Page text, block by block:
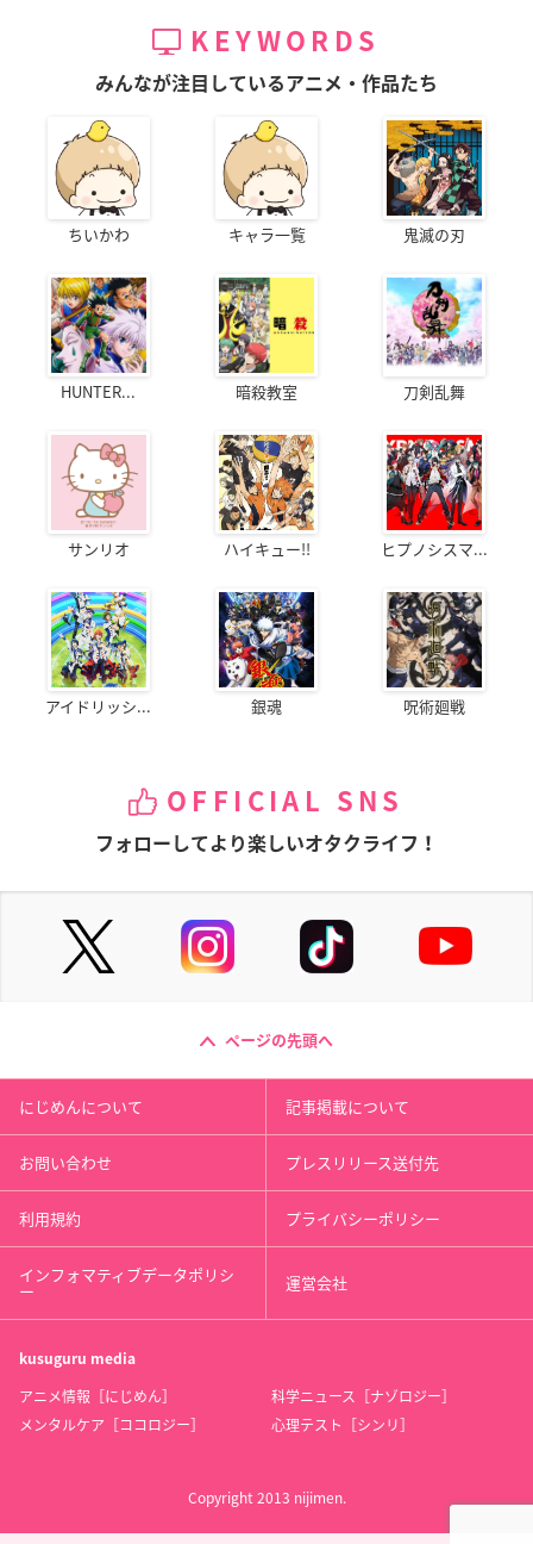
KEYWORDS
みんなが注目しているアニメ・作品たち
ちいかわ キャラ一覧 鬼滅の刃
HUNTER... 暗殺教室 刀剣乱舞
サンリオ ハイキュー!! ヒプノシスマ...
アイドリッシ... 銀魂 呪術廻戦
OFFICIAL SNS
フォローしてより楽しいオタクライフ！
ページの先頭へ
にじめんについて 記事掲載について
お問い合わせ プレスリリース送付先
利用規約 プライバシーポリシー
インフォマティブデータポリシ
ー 運営会社
kusuguru media
アニメ情報［にじめん］
科学ニュース［ナゾロジー］
メンタルケア［ココロジー］
心理テスト［シンリ］
Copyright 2013 nijimen.